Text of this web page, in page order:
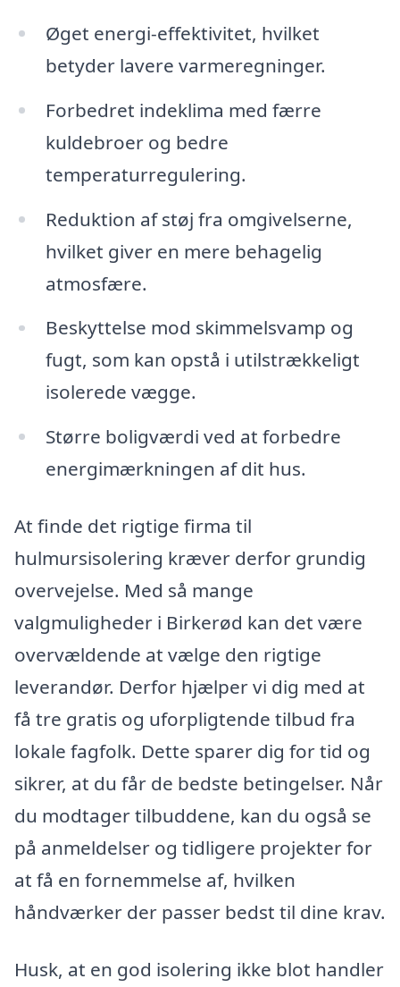
Øget energi-effektivitet, hvilket
betyder lavere varmeregninger.
Forbedret indeklima med færre
kuldebroer og bedre
temperaturregulering.
Reduktion af støj fra omgivelserne,
hvilket giver en mere behagelig
atmosfære.
Beskyttelse mod skimmelsvamp og
fugt, som kan opstå i utilstrækkeligt
isolerede vægge.
Større boligværdi ved at forbedre
energimærkningen af dit hus.
At finde det rigtige firma til
hulmursisolering kræver derfor grundig
overvejelse. Med så mange
valgmuligheder i Birkerød kan det være
overvældende at vælge den rigtige
leverandør. Derfor hjælper vi dig med at
få tre gratis og uforpligtende tilbud fra
lokale fagfolk. Dette sparer dig for tid og
sikrer, at du får de bedste betingelser. Når
du modtager tilbuddene, kan du også se
på anmeldelser og tidligere projekter for
at få en fornemmelse af, hvilken
håndværker der passer bedst til dine krav.
Husk, at en god isolering ikke blot handler